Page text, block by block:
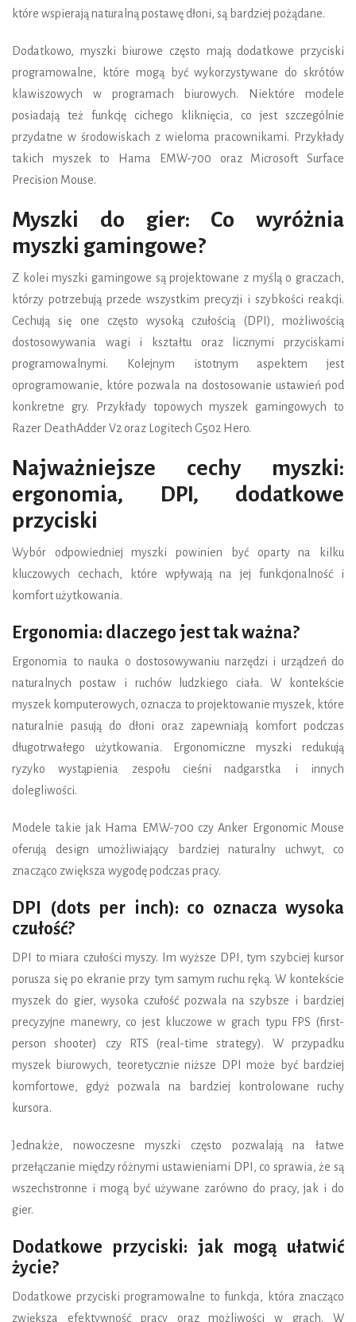
które wspierają naturalną postawę dłoni, są bardziej pożądane.
Dodatkowo, myszki biurowe często mają dodatkowe przyciski
programowalne, które mogą być wykorzystywane do skrótów
klawiszowych w programach biurowych. Niektóre modele
posiadają też funkcję cichego kliknięcia, co jest szczególnie
przydatne w środowiskach z wieloma pracownikami. Przykłady
takich myszek to Hama EMW-700 oraz Microsoft Surface
Precision Mouse.
Myszki do gier: Co wyróżnia
myszki gamingowe?
Z kolei myszki gamingowe są projektowane z myślą o graczach,
którzy potrzebują przede wszystkim precyzji i szybkości reakcji.
Cechują się one często wysoką czułością (DPI), możliwością
dostosowywania wagi i kształtu oraz licznymi przyciskami
programowalnymi. Kolejnym istotnym aspektem jest
oprogramowanie, które pozwala na dostosowanie ustawień pod
konkretne gry. Przykłady topowych myszek gamingowych to
Razer DeathAdder V2 oraz Logitech G502 Hero.
Najważniejsze cechy myszki:
ergonomia, DPI, dodatkowe
przyciski
Wybór odpowiedniej myszki powinien być oparty na kilku
kluczowych cechach, które wpływają na jej funkcjonalność i
komfort użytkowania.
Ergonomia: dlaczego jest tak ważna?
Ergonomia to nauka o dostosowywaniu narzędzi i urządzeń do
naturalnych postaw i ruchów ludzkiego ciała. W kontekście
myszek komputerowych, oznacza to projektowanie myszek, które
naturalnie pasują do dłoni oraz zapewniają komfort podczas
długotrwałego użytkowania. Ergonomiczne myszki redukują
ryzyko wystąpienia zespołu cieśni nadgarstka i innych
dolegliwości.
Modele takie jak Hama EMW-700 czy Anker Ergonomic Mouse
oferują design umożliwiający bardziej naturalny uchwyt, co
znacząco zwiększa wygodę podczas pracy.
DPI (dots per inch): co oznacza wysoka
czułość?
DPI to miara czułości myszy. Im wyższe DPI, tym szybciej kursor
porusza się po ekranie przy tym samym ruchu ręką. W kontekście
myszek do gier, wysoka czułość pozwala na szybsze i bardziej
precyzyjne manewry, co jest kluczowe w grach typu FPS (first-
person shooter) czy RTS (real-time strategy). W przypadku
myszek biurowych, teoretycznie niższe DPI może być bardziej
komfortowe, gdyż pozwala na bardziej kontrolowane ruchy
kursora.
Jednakże, nowoczesne myszki często pozwalają na łatwe
przełączanie między różnymi ustawieniami DPI, co sprawia, że są
wszechstronne i mogą być używane zarówno do pracy, jak i do
gier.
Dodatkowe przyciski: jak mogą ułatwić
życie?
Dodatkowe przyciski programowalne to funkcja, która znacząco
zwiększa efektywność pracy oraz możliwości w grach. W